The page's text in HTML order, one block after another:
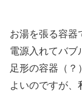
お湯を張る容器
電源入れてバブ
足形の容器（？
よいのですが、